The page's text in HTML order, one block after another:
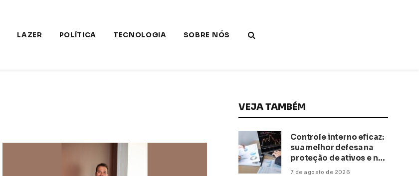
LAZER POLÍTICA TECNOLOGIA SOBRE NÓS
VEJA TAMBÉM
Controle interno eficaz:
sua melhor defesa na
proteção de ativos e na
saúde financeira!
7 de agosto de 2026